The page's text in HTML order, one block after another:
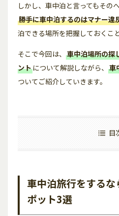
しかし、車中泊と言ってもその
勝手に車中泊するのはマナー違
泊できる場所を把握しておくこ
そこで今回は、車中泊場所の探
ントについて解説しながら、車
ついてご紹介していきます。
目
車中泊旅行をする
ポット3選